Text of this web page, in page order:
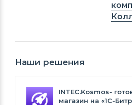
Наши решения
INTEC.Kosmos-
магазин на «1С-